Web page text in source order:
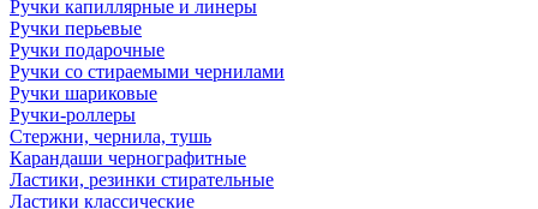
Ручки капиллярные и линеры
Ручки перьевые
Ручки подарочные
Ручки со стираемыми чернилами
Ручки шариковые
Ручки-роллеры
Стержни, чернила, тушь
Карандаши чернографитные
Ластики, резинки стирательные
Ластики классические